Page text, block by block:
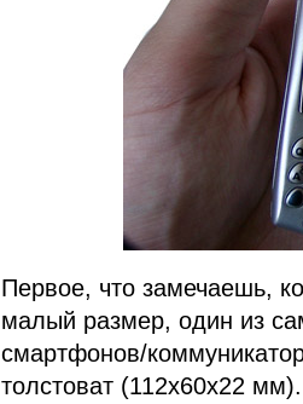
Первое, что замечаешь,
малый размер, один из
смартфонов/
толстоват (112x60x22